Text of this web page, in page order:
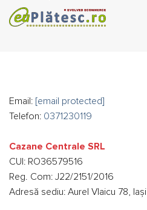
Email: [email protected]
Telefon: 0371230119
Cazane Centrale SRL
CUI: RO36579516
Reg. Com: J22/2151/2016
Adresă sediu: Aurel Vlaicu 78, Iași